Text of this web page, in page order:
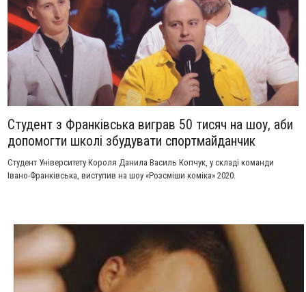
Студент з Франківська виграв 50 тисяч на шоу, аби
допомогти школі збудувати спортмайданчик
Студент Університету Короля Данила Василь Копчук, у складі команди
Івано-Франківська, виступив на шоу «Розсміши коміка» 2020.